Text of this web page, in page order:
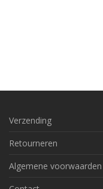
Verzending
Retourneren
Algemene voorwaarden